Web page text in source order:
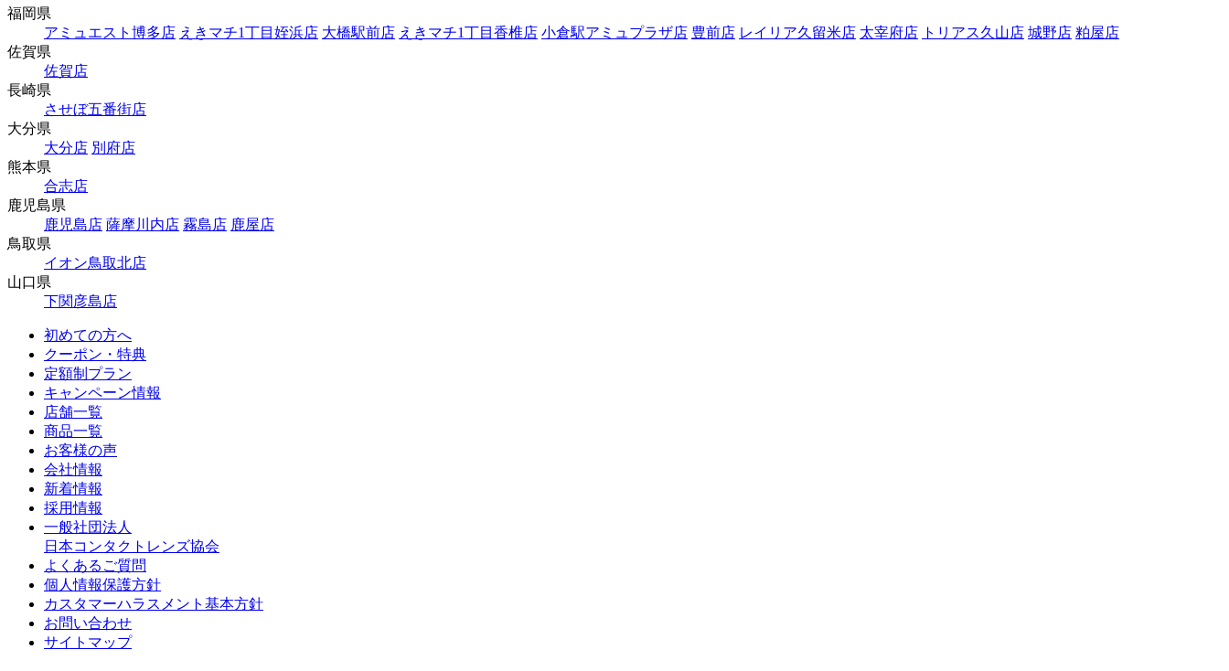
福岡県
アミュエスト博多店 えきマチ1丁目姪浜店 大橋駅前店 えきマチ1丁目香椎店 小倉駅アミュプラザ店 豊前店 レイリア久留米店 太宰府店 トリアス久山店 城野店 粕屋店
佐賀県
佐賀店
長崎県
させぼ五番街店
大分県
大分店 別府店
熊本県
合志店
鹿児島県
鹿児島店 薩摩川内店 霧島店 鹿屋店
鳥取県
イオン鳥取北店
山口県
下関彦島店
初めての方へ
クーポン・特典
定額制プラン
キャンペーン情報
店舗一覧
商品一覧
お客様の声
会社情報
新着情報
採用情報
一般社団法人
日本コンタクトレンズ協会
よくあるご質問
個人情報保護方針
カスタマーハラスメント基本方針
お問い合わせ
サイトマップ